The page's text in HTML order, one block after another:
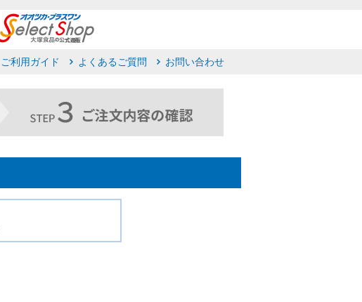
ご利用ガイド よくあるご質問 お問い合わせ